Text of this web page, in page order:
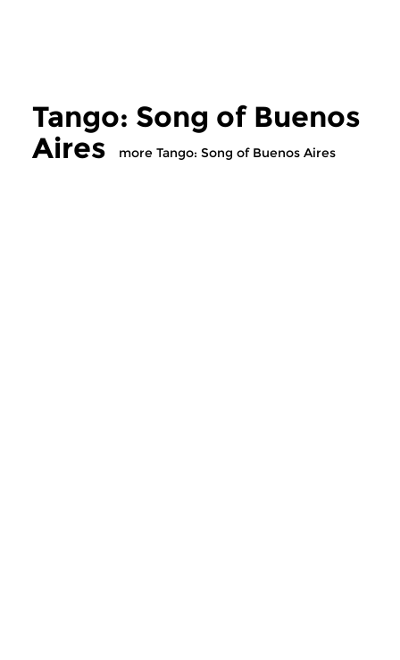
Tango: Song of Buenos
Aires
more Tango: Song of Buenos Aires